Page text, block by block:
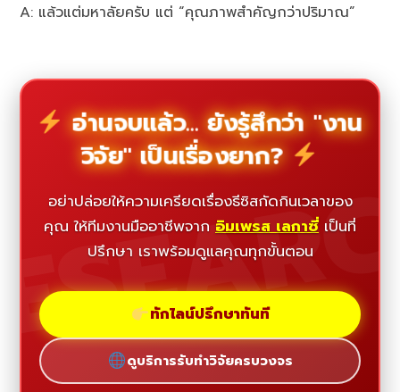
A: แล้วแต่มหาลัยครับ แต่ “คุณภาพสำคัญกว่าปริมาณ”
อ่านจบแล้ว... ยังรู้สึกว่า "งาน
วิจัย" เป็นเรื่องยาก?
อย่าปล่อยให้ความเครียดเรื่องธีซิสกัดกินเวลาของ
คุณ ให้ทีมงานมืออาชีพจาก อิมเพรส เลกาซี่ เป็นที่
ปรึกษา เราพร้อมดูแลคุณทุกขั้นตอน
ทักไลน์ปรึกษาทันที
ดูบริการรับทำวิจัยครบวงจร